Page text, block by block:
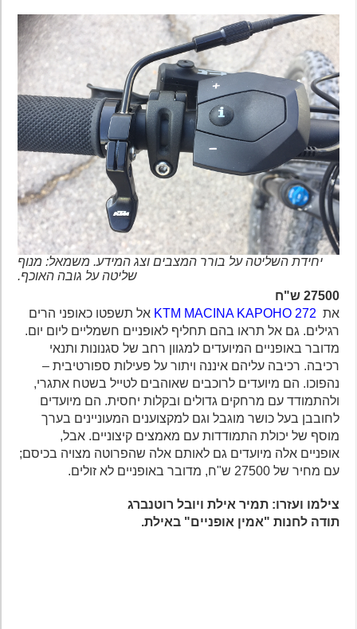
יחידת השליטה על בורר המצבים וצג המידע. משמאל: מנוף
שליטה על גובה האוכף.
27500 ש"ח
אתKTM MACINA KAPOHO 272אל תשפטו כאופני הרים
רגילים. גם אל תראו בהם תחליף לאופניים חשמליים ליום יום.
מדובר באופניים המיועדים למגוון רחב של סגנונות ותנאי
רכיבה. רכיבה עליהם איננה ויתור על פעילות ספורטיבית –
נהפוכו. הם מיועדים לרוכבים שאוהבים לטייל בשטח אתגרי,
ולהתמודד עם מרחקים גדולים ובקלות יחסית. הם מיועדים
לחובבן בעל כושר מוגבל וגם למקצוענים המעוניינים בערך
מוסף של יכולת התמודדות עם מאמצים קיצוניים. אבל,
אופניים אלה מיועדים גם לאותם אלה שהפרוטה מצויה בכיסם;
עם מחיר של 27500 ש"ח, מדובר באופניים לא זולים.
צילמו ועזרו: תמיר אילת ויובל רוטנברג
תודה לחנות "אמין אופניים" באילת.